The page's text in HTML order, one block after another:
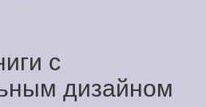
с
дизайном